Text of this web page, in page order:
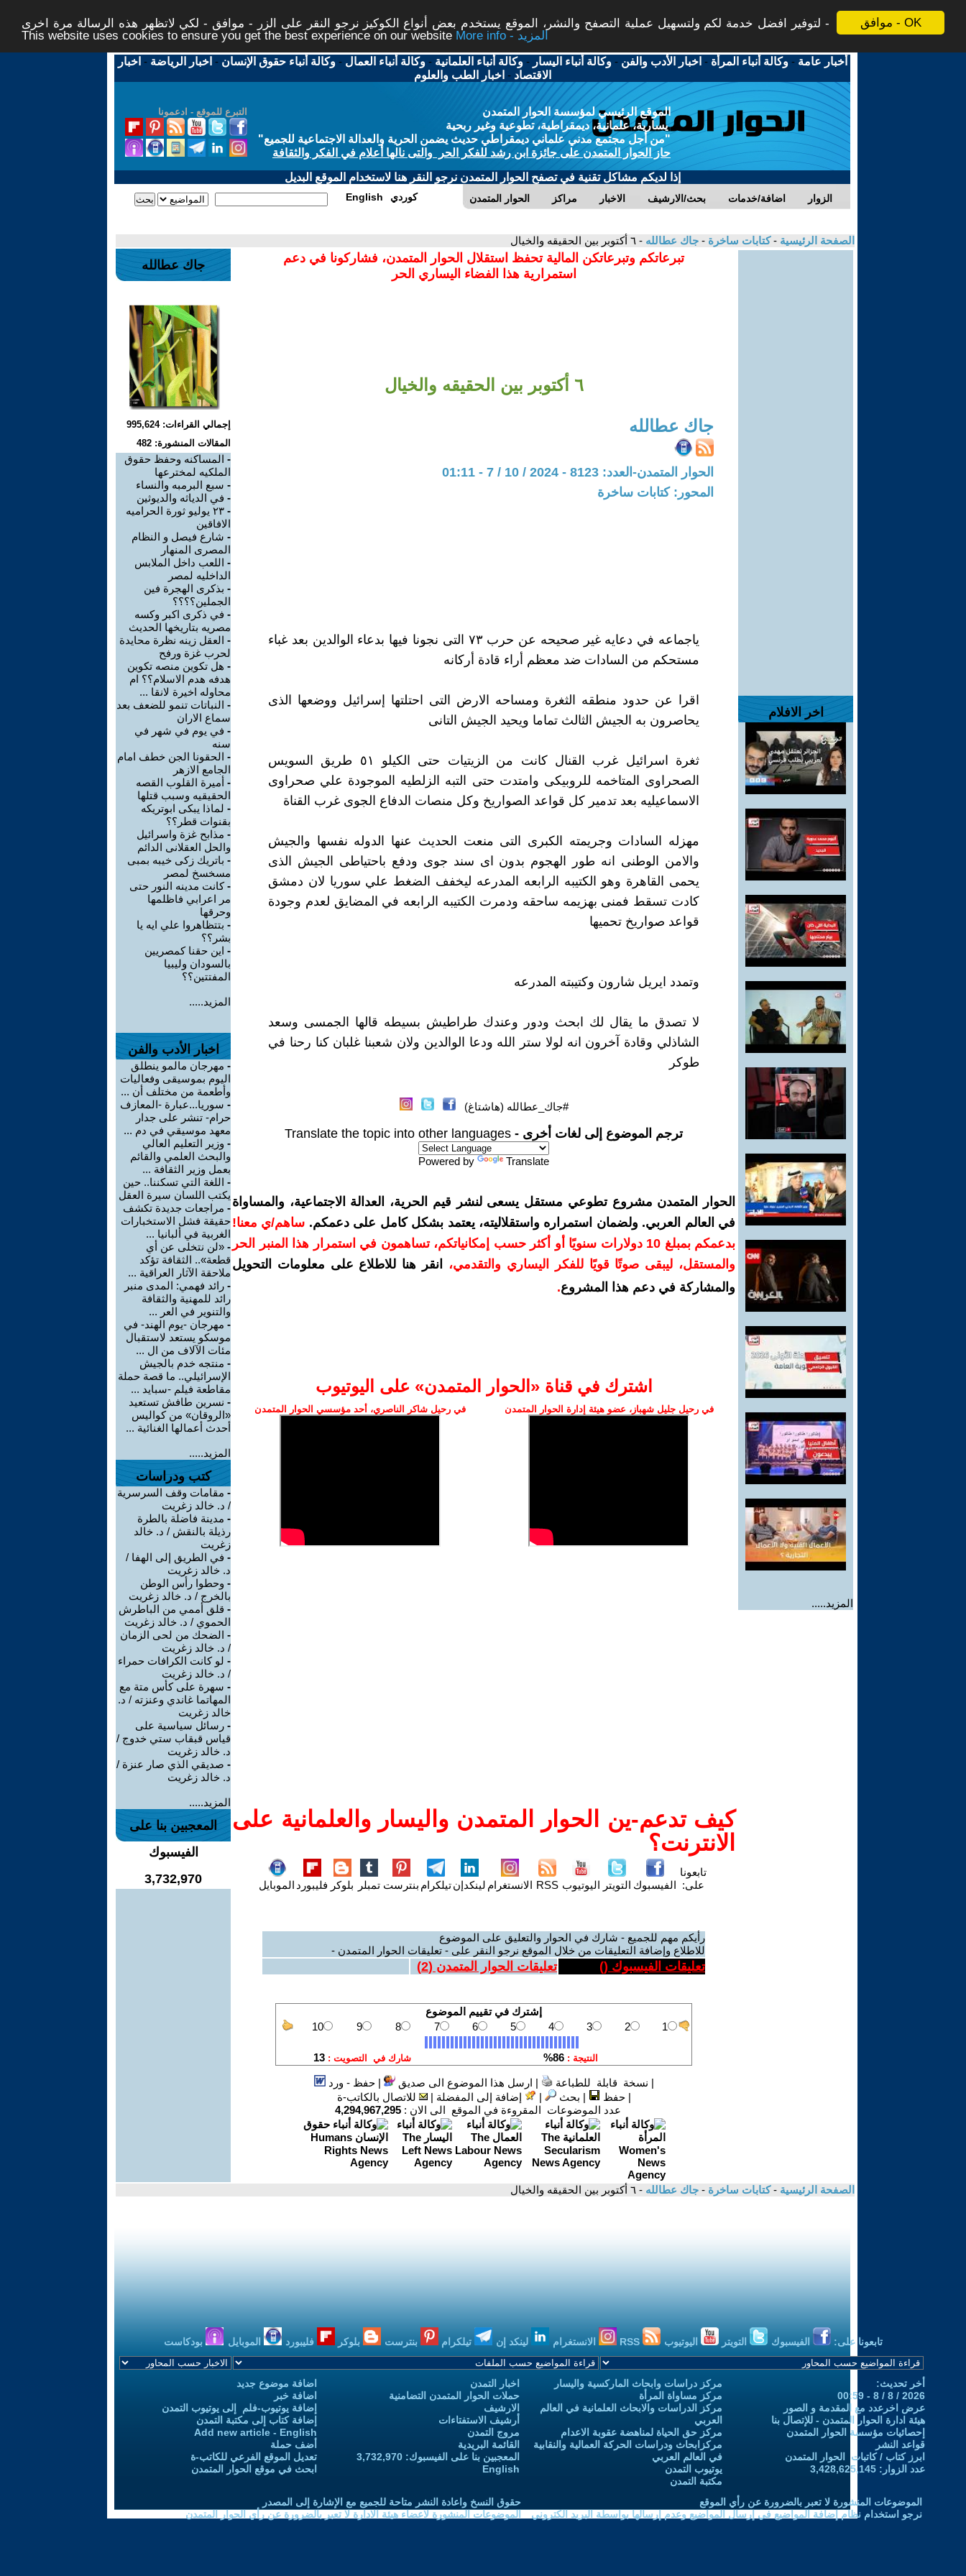
موافق - OK
لتوفير افضل خدمة لكم ولتسهيل عملية التصفح والنشر، الموقع يستخدم بعض أنواع الكوكيز نرجو النقر على الزر - موافق - لكي لاتظهر هذه الرسالة مرة اخرى -
This website uses cookies to ensure you get the best experience on our website
More info - المزيد
أخبار عامة -وكالة أنباء المرأة - اخبار الأدب والفن -وكالة أنباء اليسار -وكالة أنباء العلمانية -وكالة أنباء العمال -وكالة أنباء حقوق الإنسان - اخبار الرياضة - اخبار
الاقتصاد - اخبار الطب والعلوم
التبرع للموقع - ادعمونا
الموقع الرئيسي لمؤسسة الحوار المتمدن
يسارية، علمانية، ديمقراطية، تطوعية وغير ربحية
"من أجل مجتمع مدني علماني ديمقراطي حديث يضمن الحرية والعدالة الاجتماعية للجميع"
حاز الحوار المتمدن على جائزة ابن رشد للفكر الحر والتى نالها أعلام في الفكر والثقافة
إذا لديكم مشاكل تقنية في تصفح الحوار المتمدن نرجو النقر هنا لاستخدام الموقع البديل
الحوار المتمدن مراكز الاخبار بحث/الارشيف اضافة/خدمات الزوار English كوردي
الصفحة الرئيسية -كتابات ساخرة - جاك عطالله - ٦ أكتوبر بين الحقيقه والخيال
اخر الافلام
المزيد.....
تبرعاتكم وتبرعاتكن المالية تحفظ استقلال الحوار المتمدن، فشاركونا في دعم
استمرارية هذا الفضاء اليساري الحر
٦ أكتوبر بين الحقيقه والخيال
جاك عطالله
الحوار المتمدن-العدد: 8123 - 2024 / 10 / 7 - 01:11
المحور: كتابات ساخرة
ياجماعه في دعايه غير صحيحه عن حرب ٧٣ التى نجونا فيها بدعاء الوالدين بعد غباء
مستحكم من السادات ضد معظم أراء قادة أركانه
اقرا عن حدود منطقه الثغرة ومساحه الارض التى احتلتها إسرائيل ووضعها الذى
يحاصرون به الجيش الثالث تماما ويحيد الجيش التانى
ثغرة اسرائيل غرب القنال كانت من الزيتيات حتى الكيلو ٥١ طريق السويس
الصحراوى المتاخمه للروبيكى وامتدت حتى التبه الزلطيه الموجودة علي صحراوى
الاسماعيليه بعد تدمير كل قواعد الصواريخ وكل منصات الدفاع الجوى غرب القناة
مهزله السادات وجريمته الكبرى التى منعت الحديث عنها الدوله نفسها والجيش
والامن الوطنى انه طور الهجوم بدون اى سند جوى ودفع باحتياطى الجيش الذى
يحمى القاهرة وهو الكتيبه الرابعه المدرعه ليخفف الضغط علي سوريا لان دمشق
كادت تسقط فمنى بهزيمه ساحقه ودمرت الكتيبه الرابعه في المضايق لعدم وجودة
قواعد صواريخ تحميها
وتمدد ايريل شارون وكتيبته المدرعه
لا تصدق ما يقال لك ابحث ودور وعندك طراطيش بسيطه قالها الجمسى وسعد
الشاذلي وقادة آخرون انه لولا ستر الله ودعا الوالدين ولان شعبنا غلبان كنا رحنا في
طوكر
#جاك_عطالله (هاشتاغ)
ترجم الموضوع إلى لغات أخرى - Translate the topic into other languages
Powered by Translate
الحوار المتمدن مشروع تطوعي مستقل يسعى لنشر قيم الحرية، العدالة الاجتماعية، والمساواة
في العالم العربي. ولضمان استمراره واستقلاليته، يعتمد بشكل كامل على دعمكم. ساهم/ي معنا!
بدعمكم بمبلغ 10 دولارات سنويًا أو أكثر حسب إمكانياتكم، تساهمون في استمرار هذا المنبر الحر
والمستقل، ليبقى صوتًا قويًا للفكر اليساري والتقدمي،
انقر هنا للاطلاع على معلومات التحويل
والمشاركة في دعم هذا المشروع.
اشترك في قناة ‫«الحوار المتمدن» على اليوتيوب
في رحيل جليل شهباز، عضو هيئة إدارة الحوار المتمدن في رحيل شاكر الناصري، أحد مؤسسي الحوار المتمدن
كيف تدعم-ين الحوار المتمدن واليسار والعلمانية على
الانترنت؟
تابعونا
على: الفيسبوك التويتر اليوتيوب RSS الانستغرام لينكدإنتيلكرام بنترست تمبلر بلوكر فليبورد الموبايل
رأيكم مهم للجميع - شارك في الحوار والتعليق على الموضوع
للاطلاع وإضافة التعليقات من خلال الموقع نرجو النقر على - تعليقات الحوار المتمدن -
تعليقات الفيسبوك () تعليقات الحوار المتمدن (2
)
| نسخة قابلة للطباعة | ارسل هذا الموضوع الى صديق |حفظ - ورد
|حفظ | بحث | إضافة إلى المفضلة |
للاتصال بالكاتب-ة
عدد الموضوعات المقروءة في الموقع الى الان : 4,294,967,295
جاك عطالله
إجمالي القراءات: 995,624
المقالات المنشورة: 482
- المساكنه وحفظ حقوق
الملكيه لمخترعها
- سبع البرمبه والنساء
- في الدياثه والديوثين
-
٢٣ يوليو ثورة الحراميه
الافاقين
- شارع فيصل و النظام
المصرى المنهار
- اللعب داخل الملابس
الداخليه لمصر
- بذكرى الهجرة فين
الجملين؟؟؟؟
- في ذكرى اكبر وكسه
مصريه بتاريخها الحديث
- العقل زينه نظرة محايدة
لحرب غزة ورفح
- هل تكوين منصه تكوين
هدفه هدم الاسلام؟؟ ام
محاوله اخيرة لانقا ...
- النباتات تنمو للضعف بعد
سماع الاران
- في يوم في شهر في
سنه
- الحقونا الجن خطف امام
الجامع الازهر
- أميرة القلوب القصه
الحقيقيه وسبب قتلها
- لماذا يبكى ابوتريكه
بقنوات قطر؟؟
- مذابح غزة واسرائيل
والحل العقلانى الدائم
- باتريك زكى خيبه بمبى
مسخسخ لمصر
-كانت مدينه النور حتى
مر اعرابي فاظلمها
وحرقها
- بتتظاهروا علي ايه يا
بشر؟؟
- اين حقنا كمصريين
بالسودان وليبيا
المفتتين؟؟
المزيد.....
اخبار الأدب والفن
- مهرجان مالمو ينطلق
اليوم بموسيقى وفعاليات
وأطعمة من مختلف أن ...
- سوريا...عبارة -المعازف
حرام- تنشر على جدار
معهد موسيقي في دم ...
- وزير التعليم العالي
والبحث العلمي والقائم
بعمل وزير الثقافة ...
- اللغة التي تسكننا.. حين
يكتب اللسان سيرة العقل
- مراجعات جديدة تكشف
حقيقة فشل الاستخبارات
الغربية في ألبانيا ...
- «لن نتخلى عن أي
قطعة».. الثقافة تؤكد
ملاحقة الآثار العراقية ...
- رائد فهمي: المدى منبر
رائد للمهنية والثقافة
والتنوير في العر ...
- مهرجان -يوم الهند- في
موسكو يستعد لاستقبال
مئات الآلاف من ال ...
- منتجه خدم بالجيش
الإسرائيلي.. ما قصة حملة
مقاطعة فيلم -سبايد ...
- نسرين طافش تستعيد
«الروقان» من كواليس
أحدث أعمالها الغنائية ...
المزيد.....
كتب ودراسات
- مقامات وقف السرسرية
/ د. خالد زغريت
- مدينة فاضلة بالطرة
رذيلة بالنقش / د. خالد
زغريت
- في الطريق إلى الهفا /
د. خالد زغريت
- وحطوا رأس الوطن
بالخرج / د. خالد زغريت
- قلق أممي من الباطرش
الحموي / د. خالد زغريت
- الضحك من لحى الزمان
/ د. خالد زغريت
- لو كانت الكرافات حمراء
/ د. خالد زغريت
- سهرة على كأس متة مع
المهاتما غاندي وعنزته / د.
خالد زغريت
- رسائل سياسية على
قياس قبقاب ستي خدوج /
د. خالد زغريت
- صديقي الذي صار عنزة /
د. خالد زغريت
المزيد.....
المعجبين بنا على
الفيسبوك
3,732,970
الصفحة الرئيسية -كتابات ساخرة - جاك عطالله - ٦ أكتوبر بين الحقيقه والخيال
تابعونا على: الفيسبوك التويتر اليوتيوب الانستغرام لينكد إن تيلكرام بنترست بلوكر فليبورد الموبايل بودكاست
أخر تحديث:
2026 / 8 / 8 - 00:59
عرض اخرعدد مع المقدمة و الصور
هيئة ادارة الحوار المتمدن - للإتصال بنا
إحصائيات مؤسسة الحوار المتمدن
قواعد النشر
ابرز كتاب / كاتبات الحوار المتمدن
عدد الزوار: 3,428,625,145
مركز دراسات وابحاث الماركسية واليسار
مركز مساواة المرأة
مركز الدراسات والابحاث العلمانية في العالم
العربي
مركز حق الحياة لمناهضة عقوبة الاعدام
مركزابحاث ودراسات الحركة العمالية والنقابية
في العالم العربي
يوتيوب التمدن
مكتبة التمدن
اخبار التمدن
حملات الحوار المتمدن التضامنية
الارشيف
أرشيف الاستفتاءات
مروج التمدن
القائمة البريدية
المعجبين بنا على الفيسبوك: 3,732,970
English
اضافة موضوع جديد
اضافة خبر
إضافة يوتيوب-فلم إلى يوتيوب التمدن
إضافة كتاب إلى مكتبة التمدن
Add new article - English
أضف حملة
تعديل الموقع الفرعي للكاتب-ة
ابحث في موقع الحوار المتمدن
الموضوعات المنشورة لا تعبر بالضرورة عن رأي الموقع
نرجو استخدام نظام إضافة المواضيع في إرسال المواضيع وعدم إرسالها بواسطة البريد الكتروني
حقوق النسخ واعادة النشر متاحة للجميع مع الإشارة إلى المصدر
الموضوعات المنشورة لاعضاء هيئة الادارة لا تعبر بالضرورة عن رأي الحوار المتمدن